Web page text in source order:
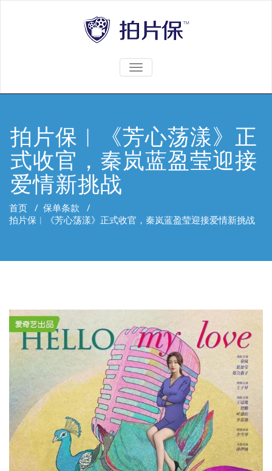
TOGGLE
拍片保︱《芳心荡漾》正
式收官，秦岚蓝盈莹迎接
爱情新挑战
首页 / 保单条款 /
拍片保︱《芳心荡漾》正式收官，秦岚蓝盈莹迎接爱情新挑战